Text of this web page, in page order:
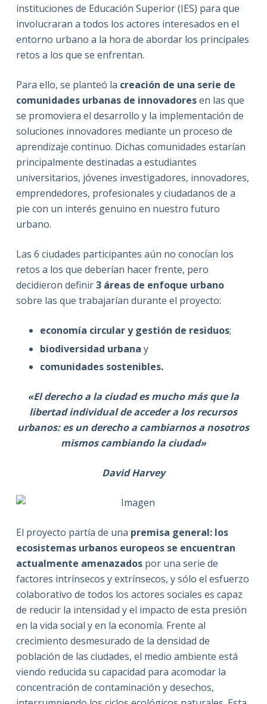
instituciones de Educación Superior (IES) para que
involucraran a todos los actores interesados en el
entorno urbano a la hora de abordar los principales
retos a los que se enfrentan.
Para ello, se planteó la creación de una serie de
comunidades urbanas de innovadoresen las que
se promoviera el desarrollo y la implementación de
soluciones innovadores mediante un proceso de
aprendizaje continuo. Dichas comunidades estarían
principalmente destinadas a estudiantes
universitarios, jóvenes investigadores, innovadores,
emprendedores, profesionales y ciudadanos de a
pie con un interés genuino en nuestro futuro
urbano.
Las 6 ciudades participantes aún no conocían los
retos a los que deberían hacer frente, pero
decidieron definir3 áreas de enfoque urbano
sobre las que trabajarían durante el proyecto:
economía circular y gestión de residuos;
biodiversidad urbana y
comunidades sostenibles.
«El derecho a la ciudad es mucho más que la
libertad individual de acceder a los recursos
urbanos: es un derecho a cambiarnos a nosotros
mismos cambiando la ciudad»
David Harvey
El proyecto partía de una premisa general: los
ecosistemas urbanos europeos se encuentran
actualmente amenazadospor una serie de
factores intrínsecos y extrínsecos, y sólo el esfuerzo
colaborativo de todos los actores sociales es capaz
de reducir la intensidad y el impacto de esta presión
en la vida social y en la economía. Frente al
crecimiento desmesurado de la densidad de
población de las ciudades, el medio ambiente está
viendo reducida su capacidad para acomodar la
concentración de contaminación y desechos,